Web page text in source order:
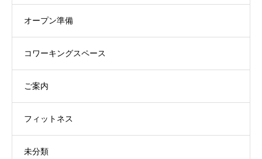
オープン準備
コワーキングスペース
ご案内
フィットネス
未分類